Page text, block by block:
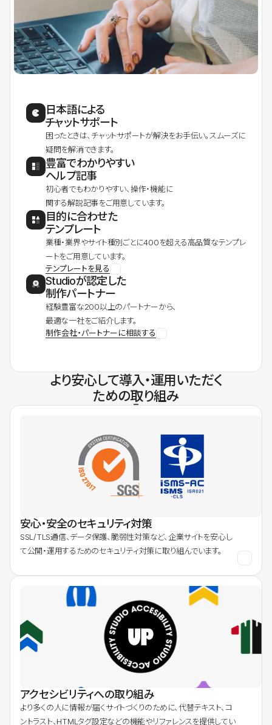
日本語による
チャットサポート
困ったときは、チャットサポートが解決をお手伝い。スムーズに
疑問を解消できます。
豊富でわかりやすい
ヘルプ記事
初心者でもわかりやすい、操作・機能に
関する解説記事をご用意しています。
目的に合わせた
テンプレート
業種・業界やサイト種別ごとに400を超える高品質なテンプレ
ートをご用意しています。
テンプレートを見る
Studioが認定した
制作パートナー
経験豊富な200以上のパートナーから、
最適な一社をご紹介します。
制作会社・パートナーに相談する
より安心して導入・運用いただく
ための取り組み
安心・安全のセキュリティ対策
SSL/TLS通信、データ保護、脆弱性対策など、企業サイトを安心し
て公開・運用するためのセキュリティ対策に取り組んでいます。
アクセシビリティへの取り組み
より多くの人に情報が届くサイトづくりのために、代替テキスト、コ
ントラスト、HTMLタグ設定などの機能やリファレンスを提供してい